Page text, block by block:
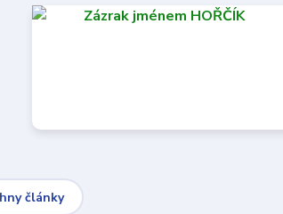
články